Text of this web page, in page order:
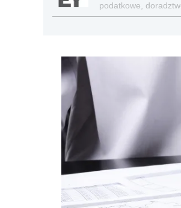
podatkowe,